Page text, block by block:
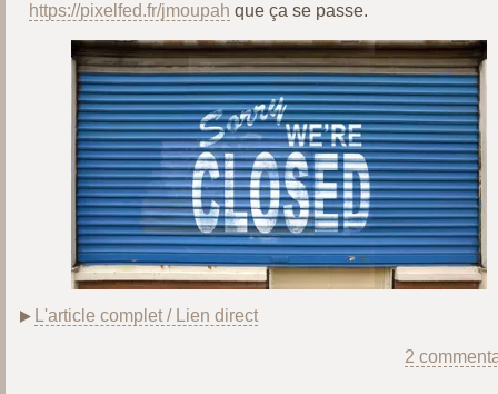
https://pixelfed.fr/jmoupah que ça se passe.
L'article complet / Lien direct
2